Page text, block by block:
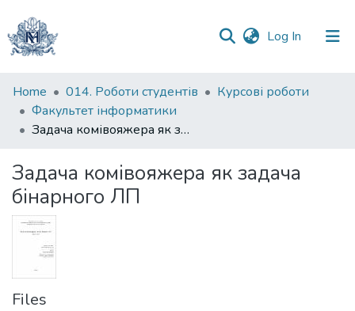
Log In (current)
Communities
&
Collections
Statistics
Home 014. Роботи студентів
Курсові роботи
Факультет інформатики
Задача комівояжера як задача бінарного ЛП
Задача комівояжера як задача
бінарного ЛП
Files